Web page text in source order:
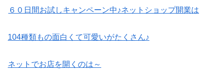
６０日間お試しキャンペーン中♪ネットショップ開業は
104種類もの面白くて可愛いがたくさん♪
ネットでお店を開くのは～